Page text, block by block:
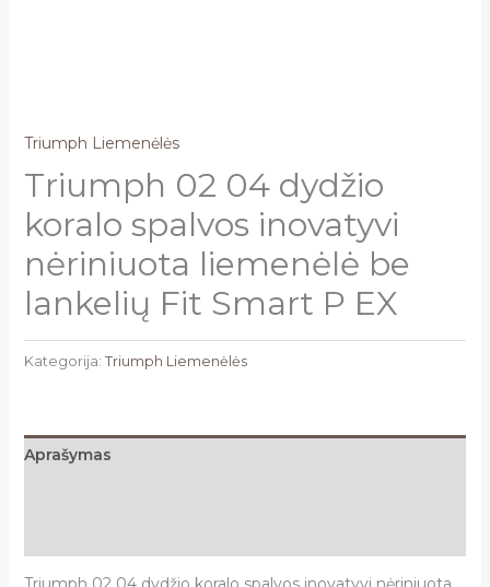
Triumph Liemenėlės
Triumph 02 04 dydžio
koralo spalvos inovatyvi
nėriniuota liemenėlė be
lankelių Fit Smart P EX
Kategorija: Triumph Liemenėlės
Aprašymas